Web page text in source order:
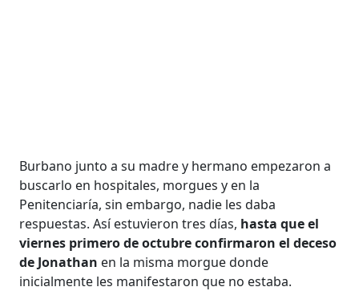
Burbano junto a su madre y hermano empezaron a
buscarlo en hospitales, morgues y en la
Penitenciaría, sin embargo, nadie les daba
respuestas. Así estuvieron tres días, hasta que el
viernes primero de octubre confirmaron el deceso
de Jonathan en la misma morgue donde
inicialmente les manifestaron que no estaba.